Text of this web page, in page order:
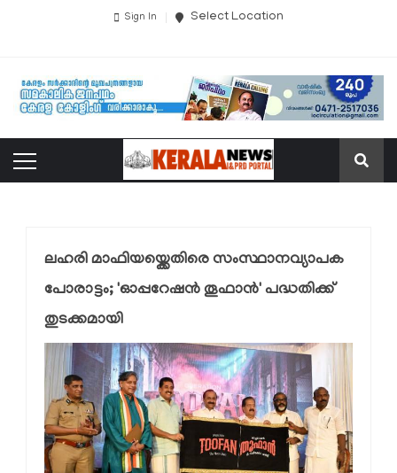
Sign In Select Location
ലഹരി മാഫിയയ്ക്കെതിരെ സംസ്ഥാനവ്യാപക
പോരാട്ടം; 'ഓപ്പറേഷൻ തൂഫാൻ' പദ്ധതിക്ക്
തുടക്കമായി